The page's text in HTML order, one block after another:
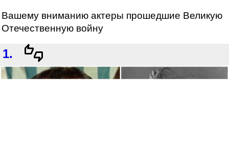
Вашему вниманию актеры прошедшие Великую
Отечественную войну
1.